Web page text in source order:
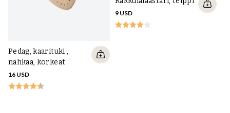
Pedag, kaarituki ,
nahkaa, korkeat
16 USD
9 USD